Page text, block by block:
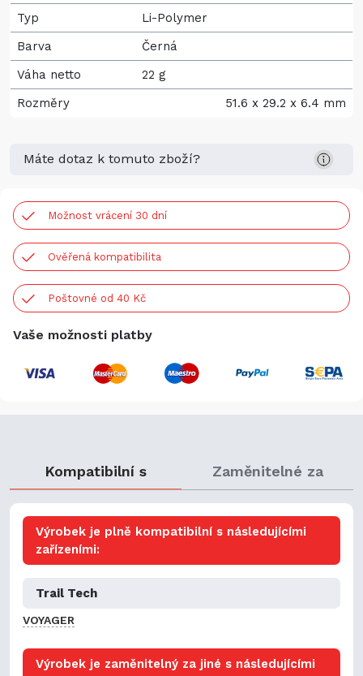
Typ
Li-Polymer
Barva
Černá
Váha netto
22 g
Rozměry
51.6 x 29.2 x 6.4 mm
Máte dotaz k tomuto zboží?
Možnost vrácení 30 dní
Ověřená kompatibilita
Poštovné od 40 Kč
Vaše možnosti platby
Kompatibilní s Zaměnitelné za
Výrobek je plně kompatibilní s následujícími
zařízeními:
Trail Tech
VOYAGER
Výrobek je zaměnitelný za jiné s následujícími